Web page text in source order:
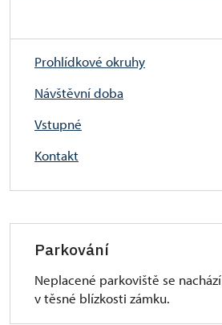
Prohlídkové okruhy
Návštěvní doba
Vstupné
Kontakt
Parkování
Neplacené parkoviště se nachází
v těsné blízkosti zámku.